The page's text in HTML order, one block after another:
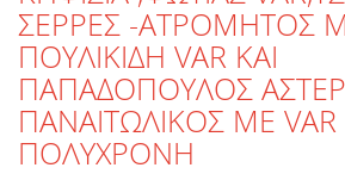
ΣΕΡΡΕΣ -ΑΤΡΟΜΗΤΟΣ
ΠΟΥΛΙΚΙΔΗ VAR KAI
ΠΑΠΑΔΟΠΟΥΛΟΣ
ΠΑΝΑΙΤΩΛΙΚΟΣ ΜΕ VAR
ΠΟΛΥΧΡΟΝΗ